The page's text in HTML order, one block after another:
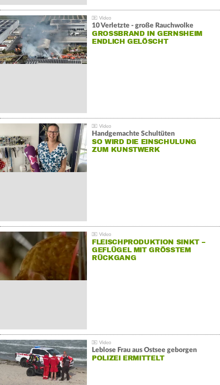
10 Verletzte - große Rauchwolke
GROSSBRAND IN GERNSHEIM E
NDLICH GELÖSCHT
Handgemachte Schultüten
SO WIRD DIE EINSCHULUNG
ZUM KUNSTWERK
FLEISCHPRODUKTION SINKT –
GEFLÜGEL MIT GRÖSSTEM R
ÜCKGANG
Leblose Frau aus Ostsee geborgen
POLIZEI ERMITTELT